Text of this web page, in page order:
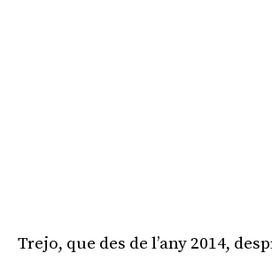
Trejo, que des de l’any 2014,